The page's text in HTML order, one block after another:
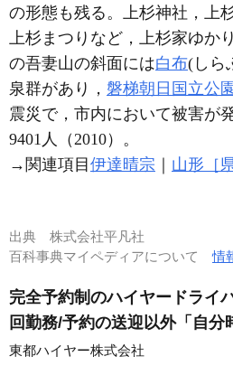
の形態も残る。上杉神社，上
上杉まつりなど，上杉家ゆか
の吾妻山の斜面には白布(しら
泉群があり， 磐梯朝日国立公園
震災で，市内において被害が
9401人（2010）。
→関連項目 伊達晴宗 山形［県
出典 株式会社平凡社
百科事典マイペディアについて情
完全予約制のハイヤードライ
回勤務/予約の送迎以外「自分
東都ハイヤー株式会社